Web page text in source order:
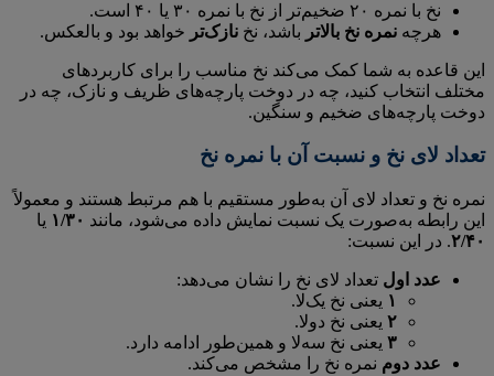
نخ با نمره ۲۰ ضخیم‌تر از نخ با نمره ۳۰ یا ۴۰ است.
هرچه نمره نخ بالاتر باشد، نخ نازک‌تر خواهد بود و بالعکس.
این قاعده به شما کمک می‌کند نخ مناسب را برای کاربردهای
مختلف انتخاب کنید، چه در دوخت پارچه‌های ظریف و نازک، چه در
دوخت پارچه‌های ضخیم و سنگین.
تعداد لای نخ و نسبت آن با نمره نخ
نمره نخ و تعداد لای آن به‌طور مستقیم با هم مرتبط هستند و معمولاً
این رابطه به‌صورت یک نسبت نمایش داده می‌شود، مانند ۱/۳۰ یا
۲/۴۰. در این نسبت:
عدد اول تعداد لای نخ را نشان می‌دهد:
۱ یعنی نخ یک‌لا.
۲ یعنی نخ دولا.
۳ یعنی نخ سه‌لا و همین‌طور ادامه دارد.
عدد دوم نمره نخ را مشخص می‌کند.